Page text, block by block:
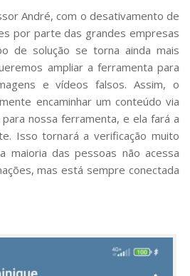
André, com o desativamento de
por parte das grandes empresas
de solução se torna ainda mais
ampliar a ferramenta para
e vídeos falsos. Assim, o
encaminhar um conteúdo via
nossa ferramenta, e ela fará a
Isso tornará a verificação muito
maioria das pessoas não acessa
mas está sempre conectada